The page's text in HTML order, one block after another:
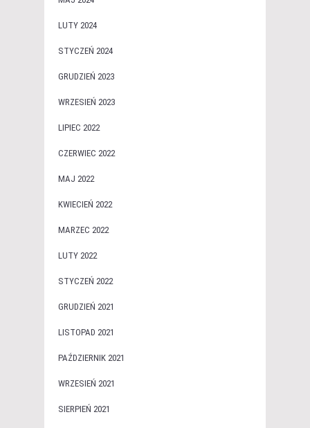
LUTY 2024
STYCZEŃ 2024
GRUDZIEŃ 2023
WRZESIEŃ 2023
LIPIEC 2022
CZERWIEC 2022
MAJ 2022
KWIECIEŃ 2022
MARZEC 2022
LUTY 2022
STYCZEŃ 2022
GRUDZIEŃ 2021
LISTOPAD 2021
PAŹDZIERNIK 2021
WRZESIEŃ 2021
SIERPIEŃ 2021